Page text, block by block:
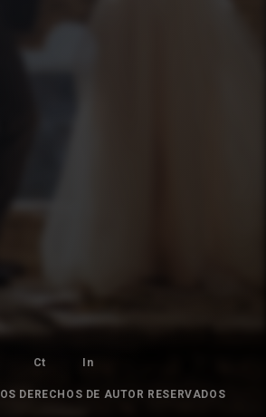
Ct In
DERECHOS DE AUTOR RESERVADOS